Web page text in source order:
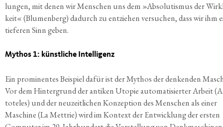
lun­gen, mit denen wir Men­schen uns dem »Abso­lu­tis­mus der
keit« (Blu­men­berg) dadurch zu ent­zie­hen ver­su­chen, dass wir ihm
tie­fe­ren Sinn geben.
Mythos 1: künst­li­che Intelligenz
Ein pro­mi­nen­tes Bei­spiel dafür ist der Mythos der den­ken­den
Vor dem Hin­ter­grund der anti­ken Uto­pie auto­ma­ti­sier­ter Arbeit
to­te­les) und der neu­zeit­li­chen Kon­zep­ti­on des Men­schen als einer
Maschi­ne (La Mettrie) wird im Kon­text der Ent­wick­lung der ers­ten